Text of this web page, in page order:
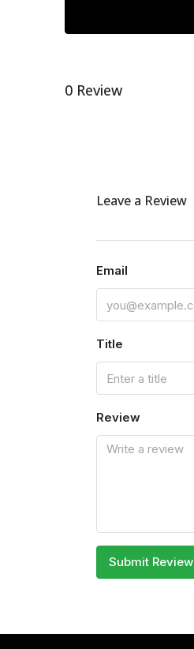
0 Review
Leave a Review
Email
Title
Review
Submit Review